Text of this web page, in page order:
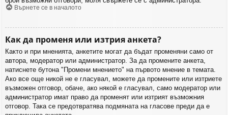
Върнете се в началото
Как да променя или изтрия анкета?
Както и при мненията, анкетите могат да бъдат променяни само от
автора, модератор или администратор. За да промените анкета,
натиснете бутона "Промени мнението" на първото мнение в темата.
Ако все още никой не е гласувал, можете да промените или изтриете
възможен отговор, обаче, ако някой е гласувал, само модератор или
администратор имат право да променят или изтрият възможния
отговор. Така се предотвратява подмяната на гласове преди да е